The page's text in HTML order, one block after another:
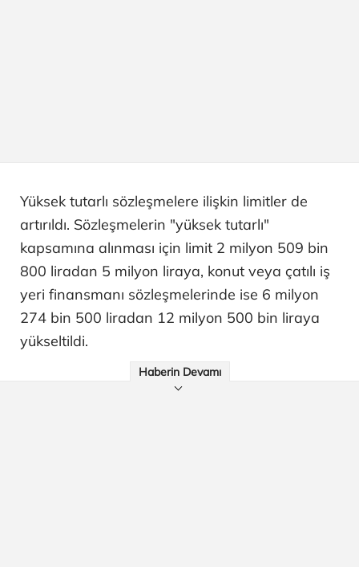
Yüksek tutarlı sözleşmelere ilişkin limitler de
artırıldı. Sözleşmelerin "yüksek tutarlı"
kapsamına alınması için limit 2 milyon 509 bin
800 liradan 5 milyon liraya, konut veya çatılı iş
yeri finansmanı sözleşmelerinde ise 6 milyon
274 bin 500 liradan 12 milyon 500 bin liraya
yükseltildi.
Haberin Devamı